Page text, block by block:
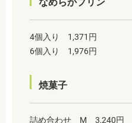
4個入り 1,371円
6個入り 1,976円
焼菓子
詰め合わせ M 3,240円